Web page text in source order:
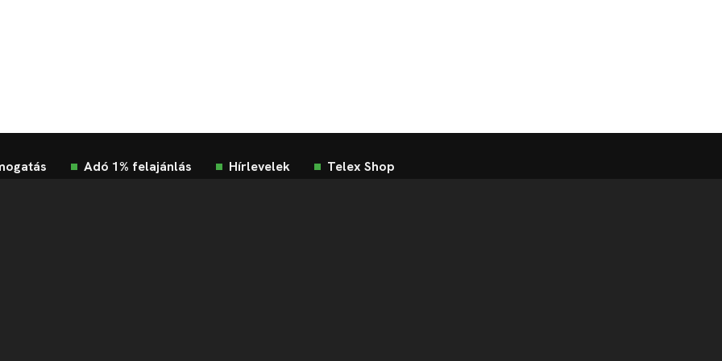
Adó 1% felajánlás Hírlevelek Telex Shop